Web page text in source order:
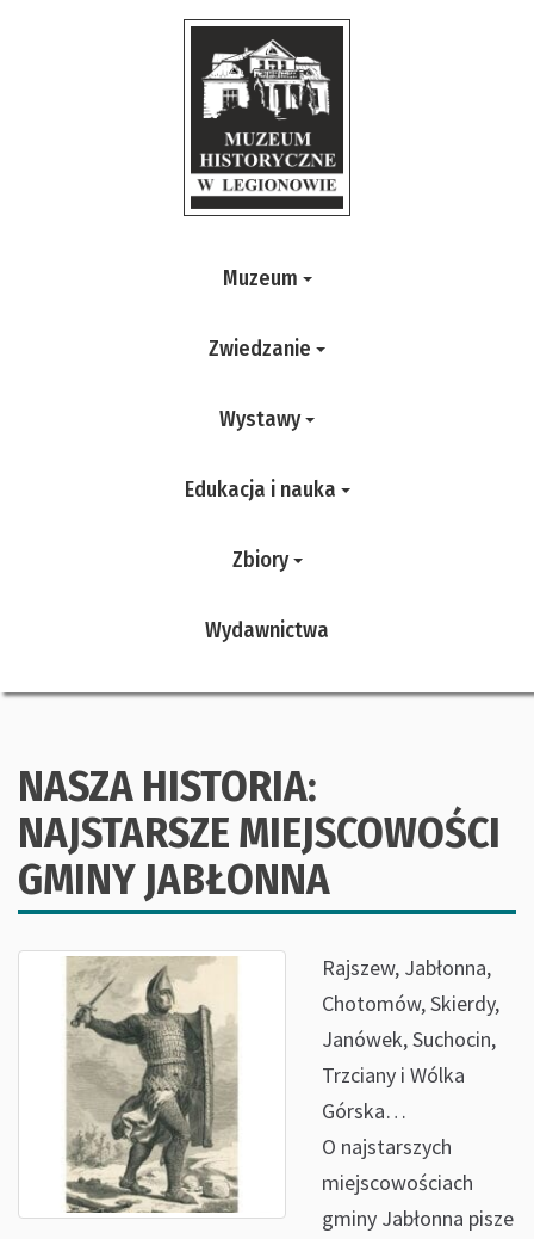
Muzeum
Zwiedzanie
Wystawy
Edukacja i nauka
Zbiory
Wydawnictwa
NASZA HISTORIA:
NAJSTARSZE MIEJSCOWOŚCI
GMINY JABŁONNA
Rajszew, Jabłonna,
Chotomów, Skierdy,
Janówek, Suchocin,
Trzciany i Wólka
Górska…
O najstarszych
miejscowościach
gminy Jabłonna pisze